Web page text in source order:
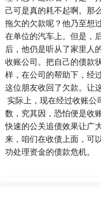
己可是真的耗不起啊。那
拖欠的欠款呢？他乃至想
在单位的汽车上。但是，
后，他仍是听从了家里人
收账公司。把自己的债款
样，在公司的帮助下，经
这位朋友收回了欠款。让
实际上，现在经过收账
数，究其因，恐怕便是收
快速的公关追债效果让广
来，咱们在收债上面，可
功处理资金的债款危机。